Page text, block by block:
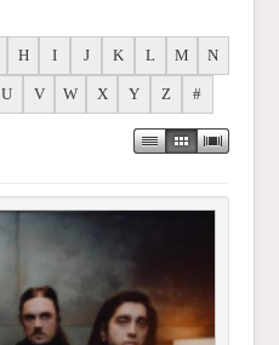
H I J K L M N
U V W X Y Z #